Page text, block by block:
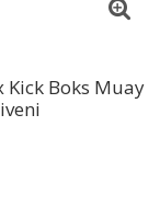
Kick Boks Muay